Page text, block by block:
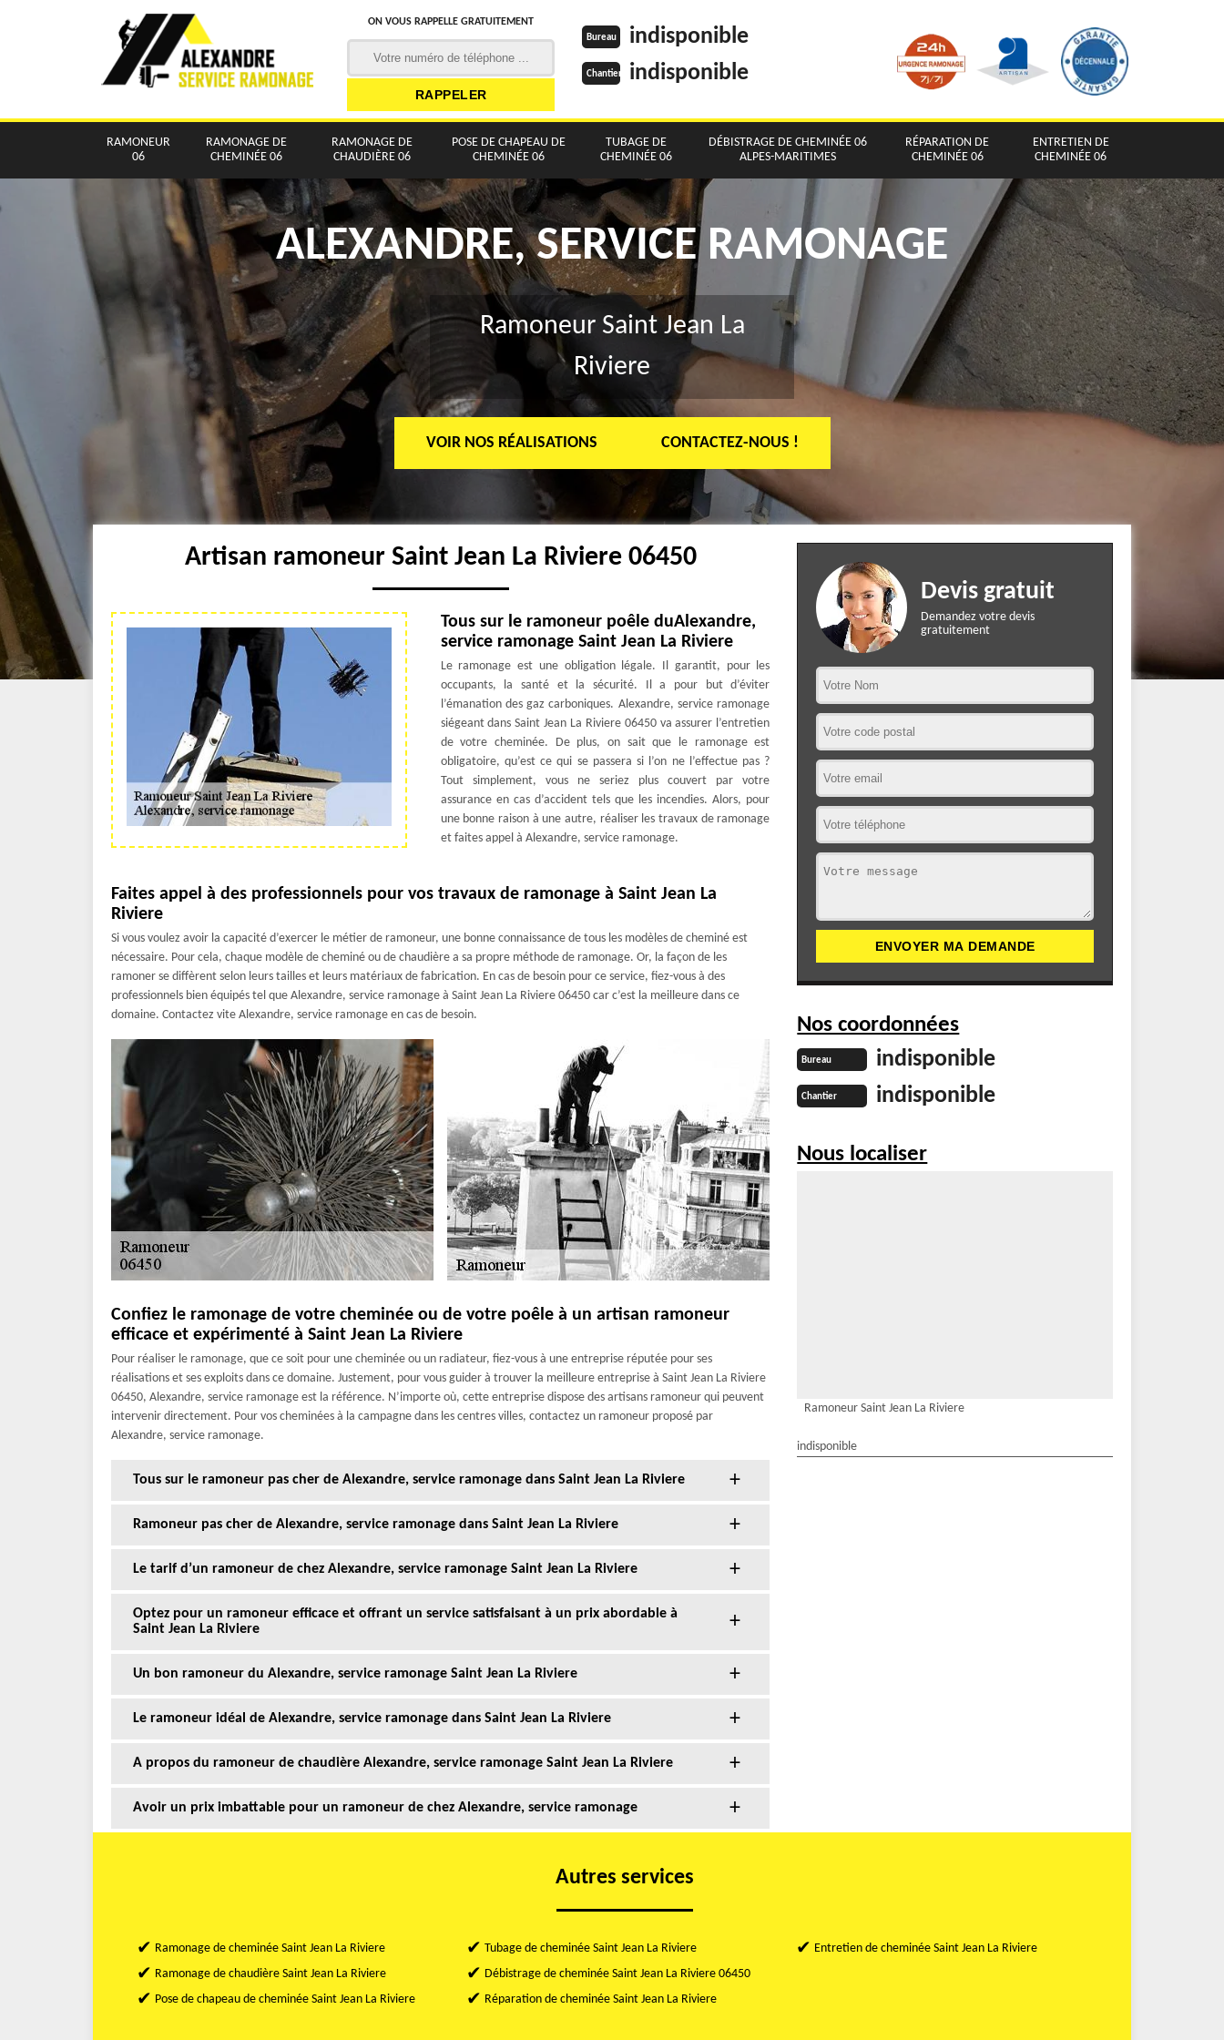
ON VOUS RAPPELLE GRATUITEMENT
Bureau indisponible
Chantier indisponible
RAMONEUR
06
RAMONAGE DE
CHEMINÉE 06
RAMONAGE DE
CHAUDIÈRE 06
POSE DE CHAPEAU DE
CHEMINÉE 06
TUBAGE DE
CHEMINÉE 06
DÉBISTRAGE DE CHEMINÉE 06
ALPES-MARITIMES
RÉPARATION DE
CHEMINÉE 06
ENTRETIEN DE
CHEMINÉE 06
ALEXANDRE, SERVICE RAMONAGE
Ramoneur Saint Jean La
Riviere
VOIR NOS RÉALISATIONS CONTACTEZ-NOUS !
Artisan ramoneur Saint Jean La Riviere 06450
Tous sur le ramoneur poêle duAlexandre,
service ramonage Saint Jean La Riviere
Le ramonage est une obligation légale. Il garantit, pour les
occupants, la santé et la sécurité. Il a pour but d’éviter
l’émanation des gaz carboniques. Alexandre, service ramonage
siégeant dans Saint Jean La Riviere 06450 va assurer l’entretien
de votre cheminée. De plus, on sait que le ramonage est
obligatoire, qu’est ce qui se passera si l’on ne l’effectue pas ?
Tout simplement, vous ne seriez plus couvert par votre
assurance en cas d’accident tels que les incendies. Alors, pour
une bonne raison à une autre, réaliser les travaux de ramonage
et faites appel à Alexandre, service ramonage.
Faites appel à des professionnels pour vos travaux de ramonage à Saint Jean La
Riviere
Si vous voulez avoir la capacité d’exercer le métier de ramoneur, une bonne connaissance de tous les modèles de cheminé est
nécessaire. Pour cela, chaque modèle de cheminé ou de chaudière a sa propre méthode de ramonage. Or, la façon de les
ramoner se diffèrent selon leurs tailles et leurs matériaux de fabrication. En cas de besoin pour ce service, fiez-vous à des
professionnels bien équipés tel que Alexandre, service ramonage à Saint Jean La Riviere 06450 car c’est la meilleure dans ce
domaine. Contactez vite Alexandre, service ramonage en cas de besoin.
Confiez le ramonage de votre cheminée ou de votre poêle à un artisan ramoneur
efficace et expérimenté à Saint Jean La Riviere
Pour réaliser le ramonage, que ce soit pour une cheminée ou un radiateur, fiez-vous à une entreprise réputée pour ses
réalisations et ses exploits dans ce domaine. Justement, pour vous guider à trouver la meilleure entreprise à Saint Jean La Riviere
06450, Alexandre, service ramonage est la référence. N’importe où, cette entreprise dispose des artisans ramoneur qui peuvent
intervenir directement. Pour vos cheminées à la campagne dans les centres villes, contactez un ramoneur proposé par
Alexandre, service ramonage.
Tous sur le ramoneur pas cher de Alexandre, service ramonage dans Saint Jean La Riviere
Ramoneur pas cher de Alexandre, service ramonage dans Saint Jean La Riviere
Le tarif d’un ramoneur de chez Alexandre, service ramonage Saint Jean La Riviere
Optez pour un ramoneur efficace et offrant un service satisfaisant à un prix abordable à
Saint Jean La Riviere
Un bon ramoneur du Alexandre, service ramonage Saint Jean La Riviere
Le ramoneur idéal de Alexandre, service ramonage dans Saint Jean La Riviere
A propos du ramoneur de chaudière Alexandre, service ramonage Saint Jean La Riviere
Avoir un prix imbattable pour un ramoneur de chez Alexandre, service ramonage
Devis gratuit
Demandez votre devis
gratuitement
Nos coordonnées
Bureau indisponible
Chantier indisponible
Nous localiser
Ramoneur Saint Jean La Riviere
indisponible
Autres services
Ramonage de cheminée Saint Jean La Riviere
Ramonage de chaudière Saint Jean La Riviere
Pose de chapeau de cheminée Saint Jean La Riviere
Tubage de cheminée Saint Jean La Riviere
Débistrage de cheminée Saint Jean La Riviere 06450
Réparation de cheminée Saint Jean La Riviere
Entretien de cheminée Saint Jean La Riviere